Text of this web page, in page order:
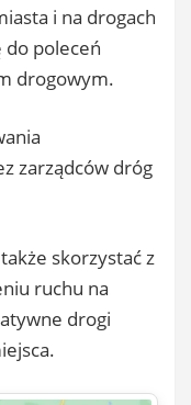
i na drogach
do poleceń
drogowym.
zarządców dróg
skorzystać z
ruchu na
drogi